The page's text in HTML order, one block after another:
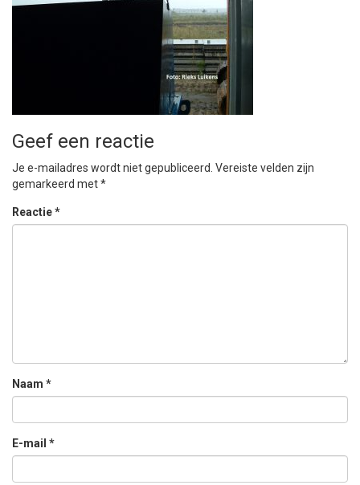
Geef een reactie
Je e-mailadres wordt niet gepubliceerd. Vereiste velden zijn
gemarkeerd met*
Reactie*
Naam *
E-mail *